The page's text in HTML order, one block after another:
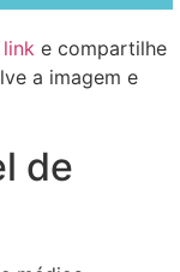
e compartilhe
a imagem e
de